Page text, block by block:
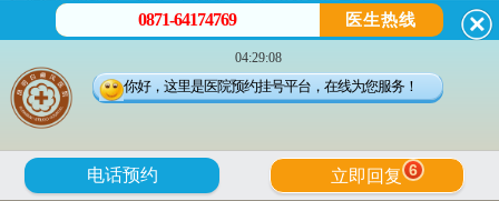
白癜风患者怎么释放压力？
一，白癜风患者应放松自己。患上白癜风后，患者应放松自己，
遇到不公平和有意见的事情要坦率地说出来，不要压在心里，患者可
通过发泄以消不快之气，例如面对沙包或人头偶像猛打几拳，或者大
0871-64174769 医生热线
04:29:08
你好，这里是医院预约挂号平台，在线为您服务！
电话预约 立即回复 6